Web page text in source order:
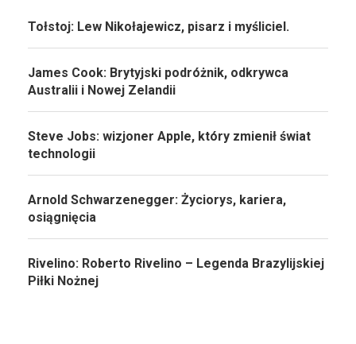
Tołstoj: Lew Nikołajewicz, pisarz i myśliciel.
James Cook: Brytyjski podróżnik, odkrywca
Australii i Nowej Zelandii
Steve Jobs: wizjoner Apple, który zmienił świat
technologii
Arnold Schwarzenegger: Życiorys, kariera,
osiągnięcia
Rivelino: Roberto Rivelino – Legenda Brazylijskiej
Piłki Nożnej